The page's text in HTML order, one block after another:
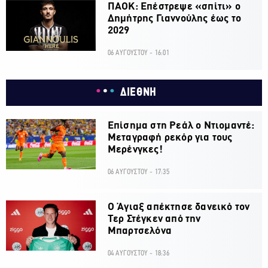
ΠΑΟΚ: Επέστρεψε «σπίτι» ο
Δημήτρης Γιαννούλης έως το
2029
06 ΑΥΓΟΥΣΤΟΥ - 16:01
ΔΙΕΘΝΗ
Επίσημα στη Ρεάλ ο Ντιομαντέ:
Μεταγραφή ρεκόρ για τους
Μερένγκες!
06 ΑΥΓΟΥΣΤΟΥ - 17:35
Ο Άγιαξ απέκτησε δανεικό τον
Τερ Στέγκεν από την
Μπαρτσελόνα
04 ΑΥΓΟΥΣΤΟΥ - 18:36